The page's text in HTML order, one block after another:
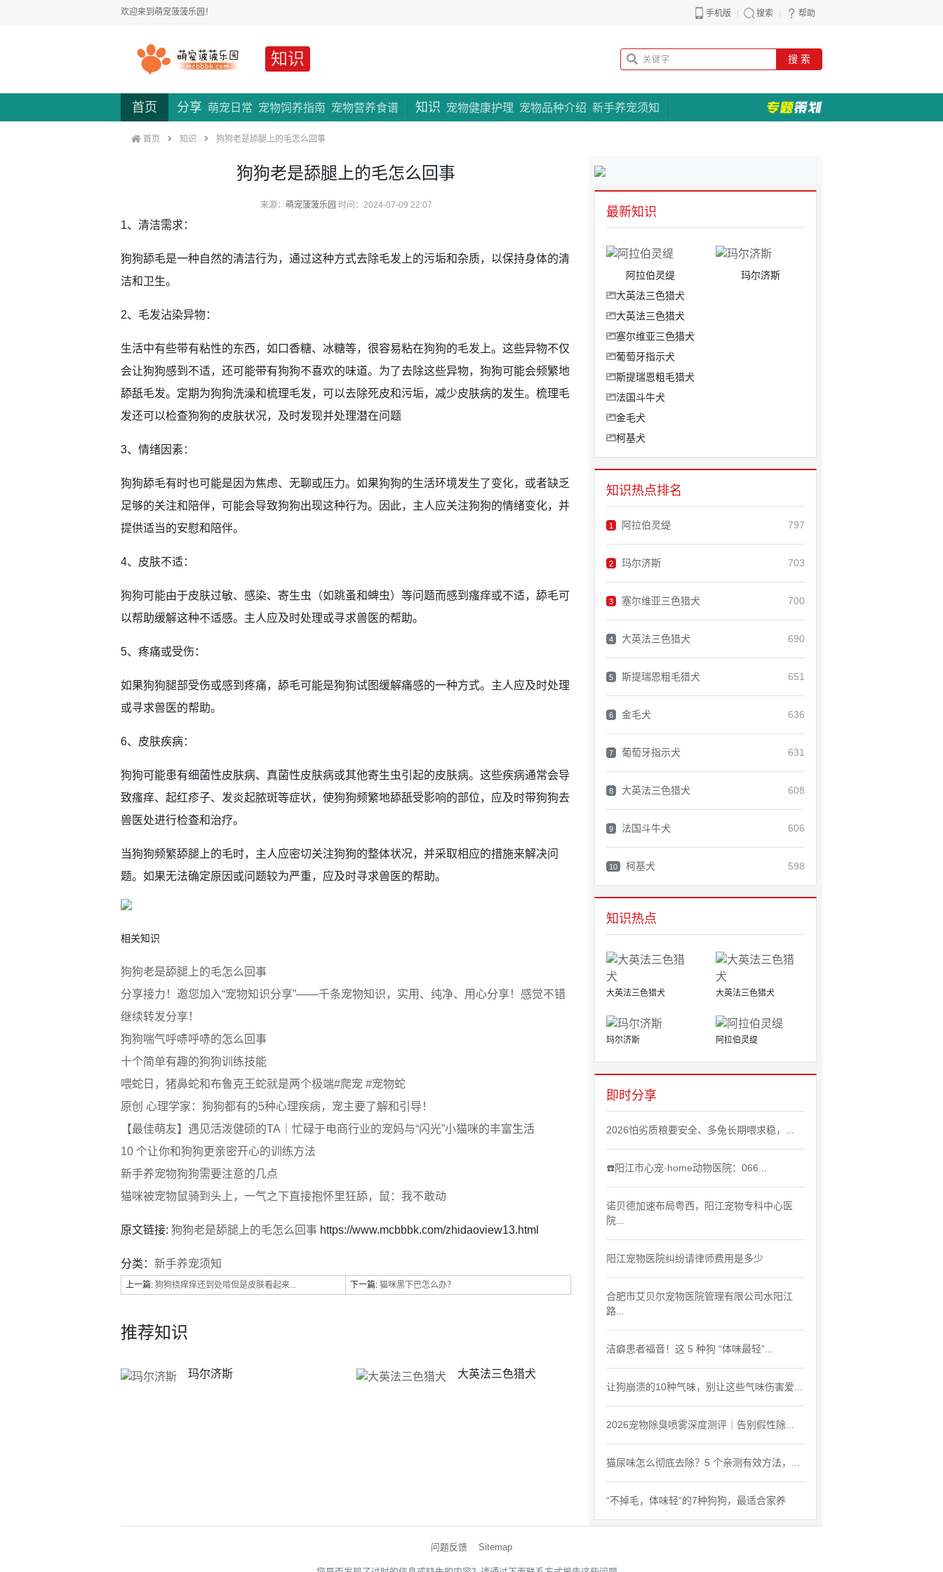
欢迎来到萌宠菠菠乐园！ 手机版 搜索 帮助
知识 搜 索
首页 分享 萌宠日常 宠物饲养指南 宠物营养食谱 知识 宠物健康护理 宠物品种介绍 新手养宠须知
专题策划
首页 知识 狗狗老是舔腿上的毛怎么回事
狗狗老是舔腿上的毛怎么回事
来源： 萌宠菠菠乐园 时间：2024-07-09 22:07
1、清洁需求：
狗狗舔毛是一种自然的清洁行为，通过这种方式去除毛发上的污垢和杂质，以保持身体的清
洁和卫生。
2、毛发沾染异物：
生活中有些带有粘性的东西，如口香糖、冰糖等，很容易粘在狗狗的毛发上。这些异物不仅
会让狗狗感到不适，还可能带有狗狗不喜欢的味道。为了去除这些异物，狗狗可能会频繁地
舔舐毛发。定期为狗狗洗澡和梳理毛发，可以去除死皮和污垢，减少皮肤病的发生。梳理毛
发还可以检查狗狗的皮肤状况，及时发现并处理潜在问题
3、情绪因素：
狗狗舔毛有时也可能是因为焦虑、无聊或压力。如果狗狗的生活环境发生了变化，或者缺乏
足够的关注和陪伴，可能会导致狗狗出现这种行为。因此，主人应关注狗狗的情绪变化，并
提供适当的安慰和陪伴。
4、皮肤不适：
狗狗可能由于皮肤过敏、感染、寄生虫（如跳蚤和蜱虫）等问题而感到瘙痒或不适，舔毛可
以帮助缓解这种不适感。主人应及时处理或寻求兽医的帮助。
5、疼痛或受伤：
如果狗狗腿部受伤或感到疼痛，舔毛可能是狗狗试图缓解痛感的一种方式。主人应及时处理
或寻求兽医的帮助。
6、皮肤疾病：
狗狗可能患有细菌性皮肤病、真菌性皮肤病或其他寄生虫引起的皮肤病。这些疾病通常会导
致瘙痒、起红疹子、发炎起脓斑等症状，使狗狗频繁地舔舐受影响的部位，应及时带狗狗去
兽医处进行检查和治疗。
当狗狗频繁舔腿上的毛时，主人应密切关注狗狗的整体状况，并采取相应的措施来解决问
题。如果无法确定原因或问题较为严重，应及时寻求兽医的帮助。
相关知识
狗狗老是舔腿上的毛怎么回事
分享接力！邀您加入“宠物知识分享”——千条宠物知识，实用、纯净、用心分享！感觉不错
继续转发分享！
狗狗喘气呼哧呼哧的怎么回事
十个简单有趣的狗狗训练技能
喂蛇日，猪鼻蛇和布鲁克王蛇就是两个极端#爬宠 #宠物蛇
原创 心理学家：狗狗都有的5种心理疾病，宠主要了解和引导！
【最佳萌友】遇见活泼健硕的TA｜忙碌于电商行业的宠妈与“闪光”小猫咪的丰富生活
10 个让你和狗狗更亲密开心的训练方法
新手养宠物狗狗需要注意的几点
猫咪被宠物鼠骑到头上，一气之下直接抱怀里狂舔，鼠：我不敢动
原文链接: 狗狗老是舔腿上的毛怎么回事 https://www.mcbbbk.com/zhidaoview13.html
分类： 新手养宠须知
上一篇: 狗狗挠痒痒还到处啃但是皮肤看起来... 下一篇: 猫咪黑下巴怎么办？
推荐知识
玛尔济斯 大英法三色猎犬
最新知识
阿拉伯灵缇
玛尔济斯
大英法三色猎犬
大英法三色猎犬
塞尔维亚三色猎犬
葡萄牙指示犬
斯提瑞恩粗毛猎犬
法国斗牛犬
金毛犬
柯基犬
知识热点排名
1 阿拉伯灵缇 797
2 玛尔济斯 703
3 塞尔维亚三色猎犬 700
4 大英法三色猎犬 690
5 斯提瑞恩粗毛猎犬 651
6 金毛犬 636
7 葡萄牙指示犬 631
8 大英法三色猎犬 608
9 法国斗牛犬 606
10 柯基犬 598
知识热点
大英法三色猎犬 大英法三色猎犬
玛尔济斯 阿拉伯灵缇
即时分享
2026怕劣质粮要安全、多兔长期喂求稳，...
☎️阳江市心宠·home动物医院：066...
诺贝德加速布局粤西，阳江宠物专科中心医
院...
阳江宠物医院纠纷请律师费用是多少
合肥市艾贝尔宠物医院管理有限公司水阳江
路...
洁癖患者福音！这 5 种狗 “体味最轻”...
让狗崩溃的10种气味，别让这些气味伤害爱...
2026宠物除臭喷雾深度测评｜告别假性除...
猫尿味怎么彻底去除？5 个亲测有效方法，...
“不掉毛，体味轻”的7种狗狗，最适合家养
问题反馈 Sitemap